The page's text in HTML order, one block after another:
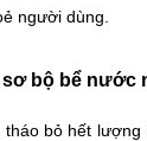
người dùng.
bộ bể nước
bỏ hết